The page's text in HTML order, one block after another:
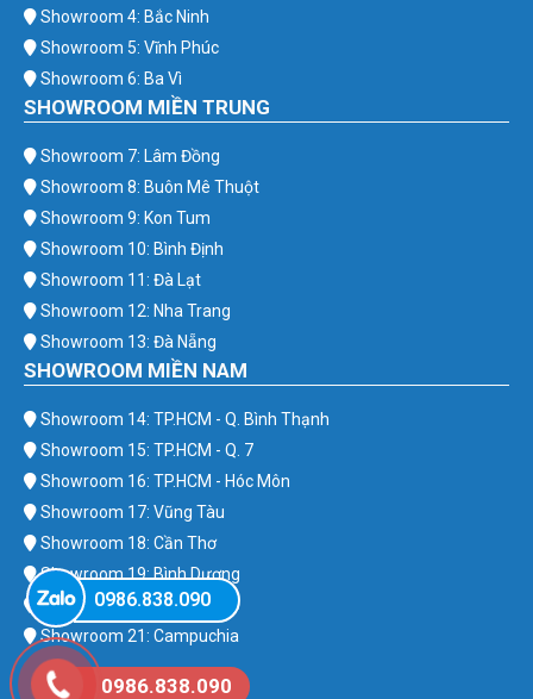
Showroom 4: Bắc Ninh
Showroom 5: Vĩnh Phúc
Showroom 6: Ba Vì
SHOWROOM MIỀN TRUNG
Showroom 7: Lâm Đồng
Showroom 8: Buôn Mê Thuột
Showroom 9: Kon Tum
Showroom 10: Bình Định
Showroom 11: Đà Lạt
Showroom 12: Nha Trang
Showroom 13: Đà Nẵng
SHOWROOM MIỀN NAM
Showroom 14: TP.HCM - Q. Bình Thạnh
Showroom 15: TP.HCM - Q. 7
Showroom 16: TP.HCM - Hóc Môn
Showroom 17: Vũng Tàu
Showroom 18: Cần Thơ
Showroom 19: Bình Dương
Showroom 20: Bình Phước
Showroom 21: Campuchia
0986.838.090
0986.838.090